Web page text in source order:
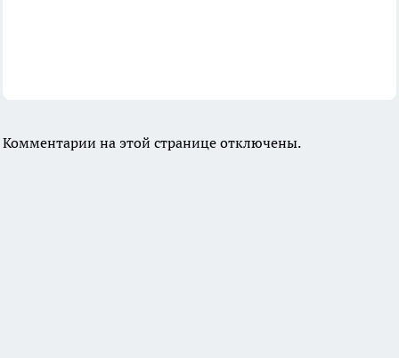
Комментарии на этой странице отключены.